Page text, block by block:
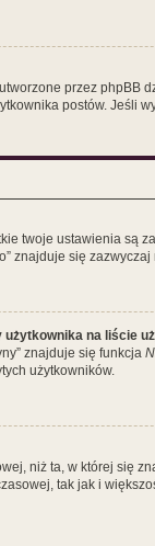
przez
postów. Jeśli
twoje ustawienia są
znajduje się zazwyczaj
na liście
znajduje się funkcja
użytkowników.
niż ta, w której się
tak jak i